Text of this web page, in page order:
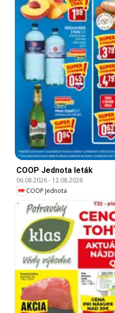
COOP Jednota leták
06.08.2026- 12.08.2026
COOP Jednota